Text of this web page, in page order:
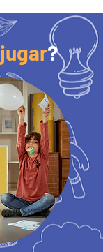
jugar?